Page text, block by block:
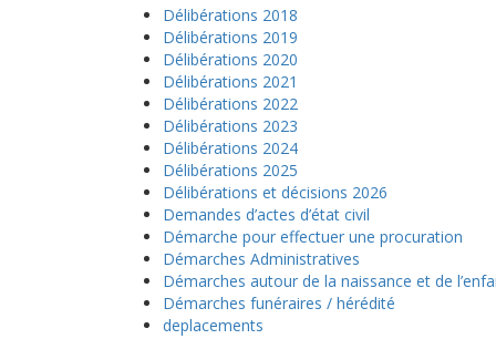
Délibérations 2018
Délibérations 2019
Délibérations 2020
Délibérations 2021
Délibérations 2022
Délibérations 2023
Délibérations 2024
Délibérations 2025
Délibérations et décisions 2026
Demandes d’actes d’état civil
Démarche pour effectuer une procuration
Démarches Administratives
Démarches autour de la naissance et de
Démarches funéraires / hérédité
deplacements